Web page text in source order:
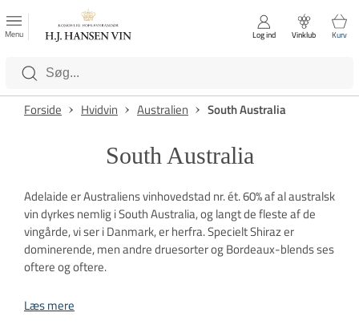
Luk
Kategorier
Menu Log ind Vinklub Kurv
Forside Hvidvin Australien South Australia
South Australia
Adelaide er Australiens vinhovedstad nr. ét. 60% af al australsk
vin dyrkes nemlig i South Australia, og langt de fleste af de
vingårde, vi ser i Danmark, er herfra. Specielt Shiraz er
dominerende, men andre druesorter og Bordeaux-blends ses
oftere og oftere.
Læs mere